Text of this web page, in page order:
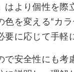
はより個性を
色を変える“カ
要に応じて手軽
で安全性にも